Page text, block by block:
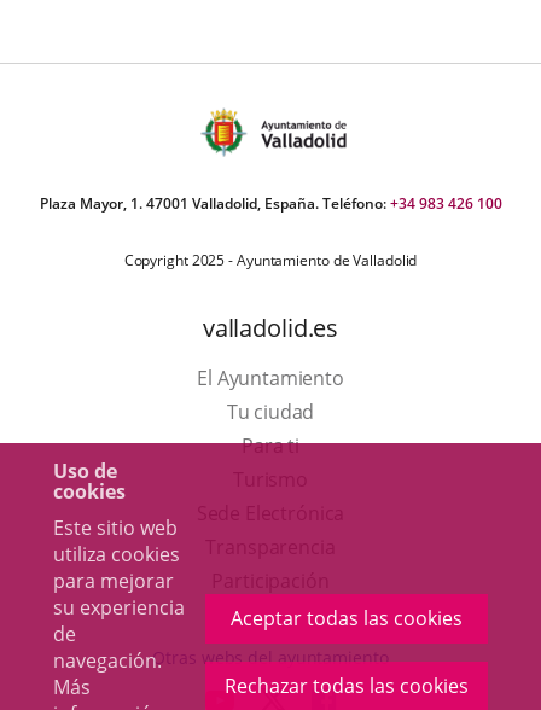
Uso de
cookies
Este sitio web
utiliza cookies
para mejorar
su experiencia
de
navegación.
Más
Aceptar todas las cookies
Rechazar todas las cookies
Plaza Mayor, 1. 47001 Valladolid, España. Teléfono:+34 983 426 100
Copyright 2025 - Ayuntamiento de Valladolid
valladolid.es
El Ayuntamiento
Tu ciudad
Para ti
en
una
ventana
aplicación
externa.
Otras webs del ayuntamiento
ENLACEENLACEENLACE